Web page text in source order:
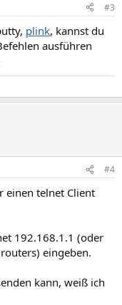
#3
plink, kannst du
ausführen
#4
einen telnet Client
192.168.1.1 (oder
eingeben.
kann, weiß ich